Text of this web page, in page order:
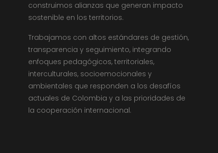
construimos alianzas que generan impacto
sostenible en los territorios.
Trabajamos con altos estándares de gestión,
transparencia y seguimiento, integrando
enfoques pedagógicos, territoriales,
interculturales, socioemocionales y
ambientales que responden a los desafíos
actuales de Colombia y a las prioridades de
la cooperación internacional.